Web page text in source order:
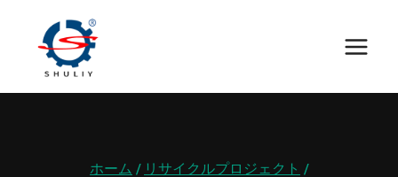
ス
ホーム / リサイクルプロジェクト /